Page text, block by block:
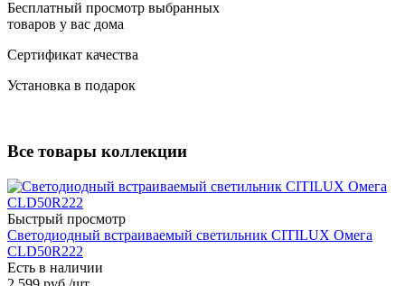
Бесплатный просмотр выбранных
товаров у вас дома
Сертификат качества
Установка в подарок
Все товары коллекции
Быстрый просмотр
Светодиодный встраиваемый светильник CITILUX Омега
CLD50R222
Есть в наличии